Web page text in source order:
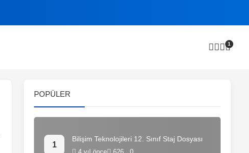
1
POPÜLER
Bilişim Teknolojileri 12. Sınıf Staj Dosyası
4 yıl önce 626 0